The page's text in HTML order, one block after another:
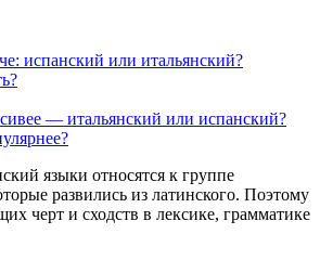
испанский или итальянский?
— итальянский или испанский?
языки относятся к группе
развились из латинского. Поэтому
черт и сходств в лексике, грамматике